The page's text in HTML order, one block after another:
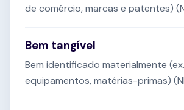
de comércio, marcas e patentes)
Bem tangível
Bem identificado materialmente
equipamentos, matérias-primas)